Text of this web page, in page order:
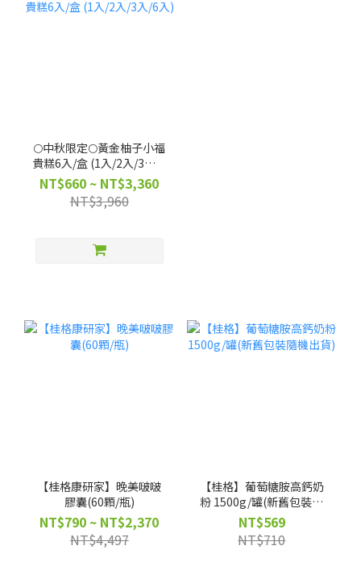
🌕中秋限定🌕黃金柚子小福
貴糕6入/盒 (1入/2入/3入/6
入)
NT$660 ~ NT$3,360
NT$3,960
【桂格康研家】晚美啵啵
膠囊(60顆/瓶)
NT$790 ~ NT$2,370
NT$4,497
【桂格】葡萄糖胺高鈣奶
粉 1500g/罐(新舊包裝隨
機出貨)
NT$569
NT$710